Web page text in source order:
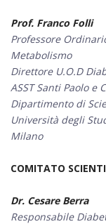
Prof. Franco Folli
Professore
Metabolismo
Direttore U.O.D
ASST Santi Paolo e
Dipartimento di
Università degli
Milano
COMITATO
Dr. Cesare Berra
Responsabile